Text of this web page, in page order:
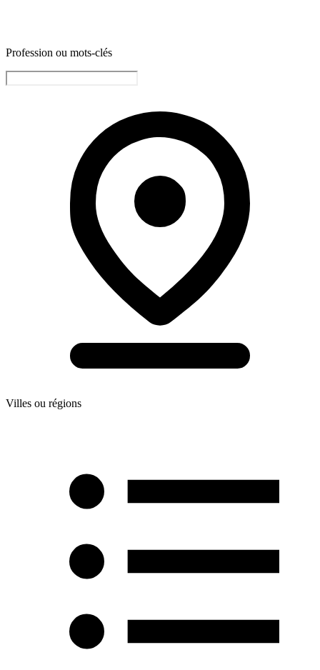
Profession ou mots-clés
Villes ou régions